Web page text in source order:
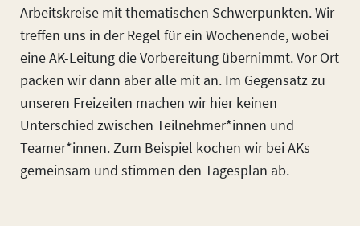
Arbeitskreise mit thematischen Schwerpunkten. Wir
treffen uns in der Regel für ein Wochenende, wobei
eine AK-Leitung die Vorbereitung übernimmt. Vor Ort
packen wir dann aber alle mit an. Im Gegensatz zu
unseren Freizeiten machen wir hier keinen
Unterschied zwischen Teilnehmer*innen und
Teamer*innen. Zum Beispiel kochen wir bei AKs
gemeinsam und stimmen den Tagesplan ab.